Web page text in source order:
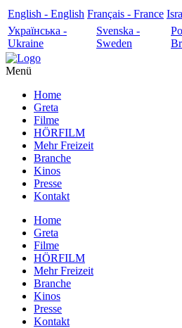
English - English Français - France
Українська -
Ukraine
Svenska -
Sweden
Menü
Home
Greta
Filme
HÖRFILM
Mehr Freizeit
Branche
Kinos
Presse
Kontakt
Home
Greta
Filme
HÖRFILM
Mehr Freizeit
Branche
Kinos
Presse
Kontakt